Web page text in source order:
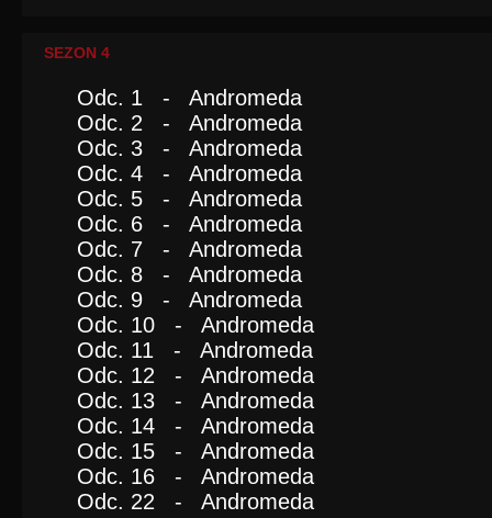
SEZON 4
Odc. 1 - Andromeda
Odc. 2 - Andromeda
Odc. 3 - Andromeda
Odc. 4 - Andromeda
Odc. 5 - Andromeda
Odc. 6 - Andromeda
Odc. 7 - Andromeda
Odc. 8 - Andromeda
Odc. 9 - Andromeda
Odc. 10 - Andromeda
Odc. 11 - Andromeda
Odc. 12 - Andromeda
Odc. 13 - Andromeda
Odc. 14 - Andromeda
Odc. 15 - Andromeda
Odc. 16 - Andromeda
Odc. 22 - Andromeda